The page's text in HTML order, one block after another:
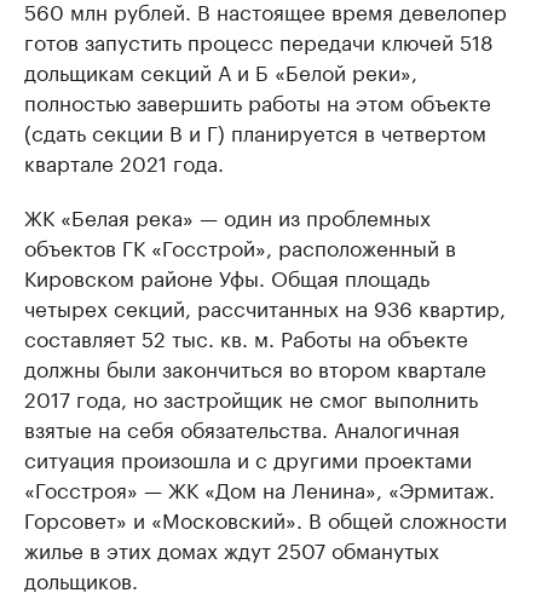
560 млн рублей. В настоящее время девелопер
готов запустить процесс передачи ключей 518
дольщикам секций А и Б «Белой реки»,
полностью завершить работы на этом объекте
(сдать секции В и Г) планируется в четвертом
квартале 2021 года.
ЖК «Белая река» — один из проблемных
объектов ГК «Госстрой», расположенный в
Кировском районе Уфы. Общая площадь
четырех секций, рассчитанных на 936 квартир,
составляет 52 тыс. кв. м. Работы на объекте
должны были закончиться во втором квартале
2017 года, но застройщик не смог выполнить
взятые на себя обязательства. Аналогичная
ситуация произошла и с другими проектами
«Госстроя» — ЖК «Дом на Ленина», «Эрмитаж.
Горсовет» и «Московский». В общей сложности
жилье в этих домах ждут 2507 обманутых
дольщиков.